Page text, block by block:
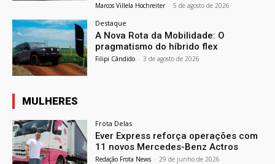
Marcos Villela Hochreiter - 5 de agosto de 2026
Destaque
A Nova Rota da Mobilidade: O
pragmatismo do híbrido flex
Filipi Cândido - 3 de agosto de 2026
MULHERES
Frota Delas
Ever Express reforça operações com
11 novos Mercedes-Benz Actros
Redação Frota News - 29 de junho de 2026